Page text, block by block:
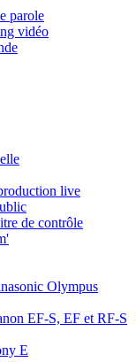
parole
vidéo
live
de contrôle
Olympus
EF-S, EF et RF-S
E